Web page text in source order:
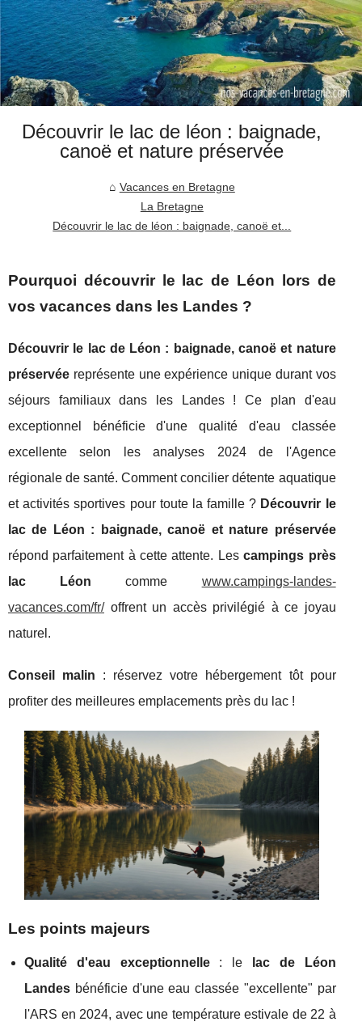
Découvrir le lac de léon : baignade,
canoë et nature préservée
Vacances en Bretagne
La Bretagne
Découvrir le lac de léon : baignade, canoë et...
Pourquoi découvrir le lac de Léon lors de
vos vacances dans les Landes ?
Découvrir le lac de Léon : baignade, canoë et nature
préservée représente une expérience unique durant vos
séjours familiaux dans les Landes ! Ce plan d'eau
exceptionnel bénéficie d'une qualité d'eau classée
excellente selon les analyses 2024 de l'Agence
régionale de santé. Comment concilier détente aquatique
et activités sportives pour toute la famille ? Découvrir le
lac de Léon : baignade, canoë et nature préservée
répond parfaitement à cette attente. Lescampings près
lac Léon comme www.campings-landes-
vacances.com/fr/offrent un accès privilégié à ce joyau
naturel.
Conseil malin : réservez votre hébergement tôt pour
profiter des meilleures emplacements près du lac !
Les points majeurs
Qualité d'eau exceptionnelle: le
lac de Léon
Landes bénéficie d'une eau classée "excellente" par
l'ARS en 2024, avec une température estivale de 22 à